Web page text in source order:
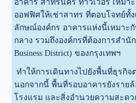
อาคาร สาทรนคร ทาวเวอร์ เหมา
ออฟฟิศให้เช่าสาทร ที่ตอบโจทย์ทั้ง
ลักษณ์องค์กร อาคารแห่งนี้เหมาะ
กลาง รวมถึงองค์กรที่ต้องการสำนั
Business District) ของกรุงเทพฯ
ทำให้การเดินทางไปยังพื้นที่ธุรกิจ
นอกจากนี้ พื้นที่รอบอาคารยังราย
โรงแรม และสิ่งอำนวยความสะด